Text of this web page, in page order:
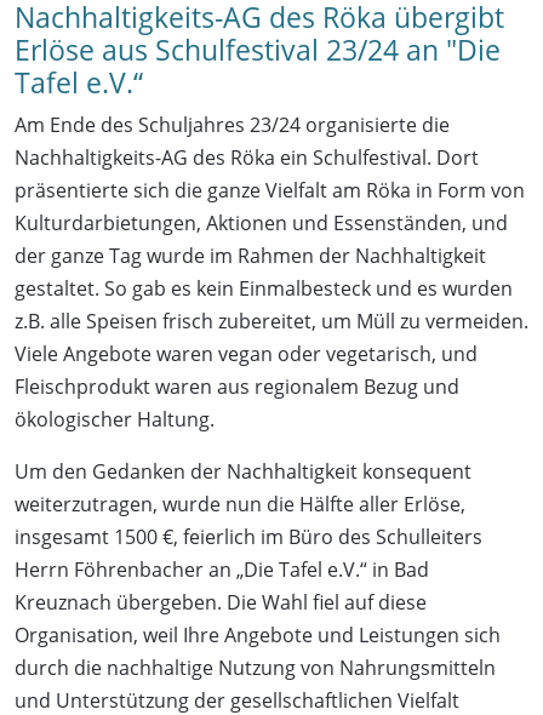
Nachhaltigkeits-AG des Röka übergibt
Erlöse aus Schulfestival 23/24 an "Die
Tafel e.V.“
Am Ende des Schuljahres 23/24 organisierte die
Nachhaltigkeits-AG des Röka ein Schulfestival. Dort
präsentierte sich die ganze Vielfalt am Röka in Form von
Kulturdarbietungen, Aktionen und Essenständen, und
der ganze Tag wurde im Rahmen der Nachhaltigkeit
gestaltet. So gab es kein Einmalbesteck und es wurden
z.B. alle Speisen frisch zubereitet, um Müll zu vermeiden.
Viele Angebote waren vegan oder vegetarisch, und
Fleischprodukt waren aus regionalem Bezug und
ökologischer Haltung.
Um den Gedanken der Nachhaltigkeit konsequent
weiterzutragen, wurde nun die Hälfte aller Erlöse,
insgesamt 1500 €, feierlich im Büro des Schulleiters
Herrn Föhrenbacher an „Die Tafel e.V.“ in Bad
Kreuznach übergeben. Die Wahl fiel auf diese
Organisation, weil Ihre Angebote und Leistungen sich
durch die nachhaltige Nutzung von Nahrungsmitteln
und Unterstützung der gesellschaftlichen Vielfalt